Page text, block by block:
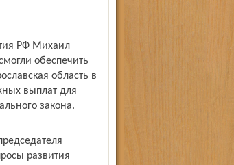
РФ Михаил
обеспечить
область в
выплат для
закона.
развития